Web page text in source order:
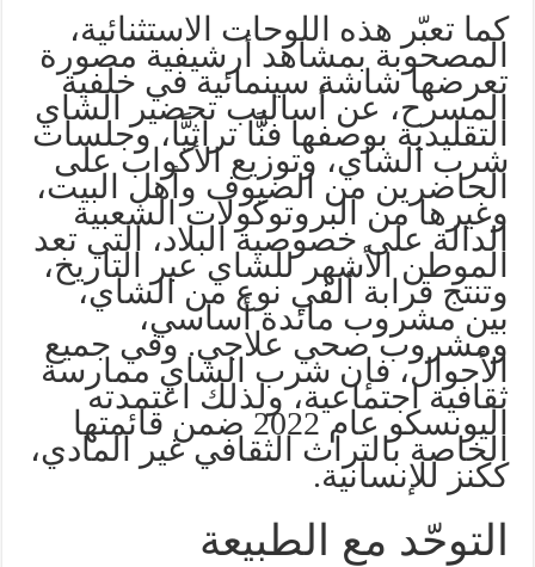
كما تعبّر هذه اللوحات الاستثنائية،
المصحوبة بمشاهد أرشيفية مصورة
تعرضها شاشة سينمائية في خلفية
المسرح، عن أساليب تحضير الشاي
التقليدية بوصفها فنًّا تراثيًّا، وجلسات
شرب الشاي، وتوزيع الأكواب على
الحاضرين من الضيوف وأهل البيت،
وغيرها من البروتوكولات الشعبية
الدالة على خصوصية البلاد، التي تعد
الموطن الأشهر للشاي عبر التاريخ،
وتنتج قرابة ألفي نوع من الشاي،
بين مشروب مائدة أساسي،
ومشروب صحي علاجي. وفي جميع
الأحوال، فإن شرب الشاي ممارسة
ثقافية اجتماعية، ولذلك اعتمدته
اليونسكو عام 2022 ضمن قائمتها
الخاصة بالتراث الثقافي غير المادي،
ككنز للإنسانية.
التوحّد مع الطبيعة